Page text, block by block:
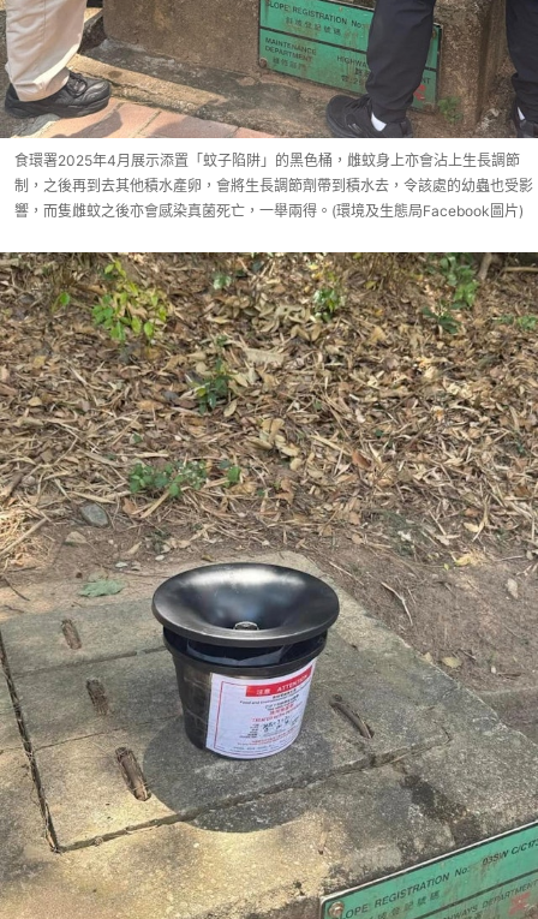
食環署2025年4月展示添置「蚊子陷阱」的黑色桶，雌蚊身上亦會沾上生長調節
制，之後再到去其他積水產卵，會將生長調節劑帶到積水去，令該處的幼蟲也受影
響，而隻雌蚊之後亦會感染真菌死亡，一舉兩得。(環境及生態局Facebook圖片)